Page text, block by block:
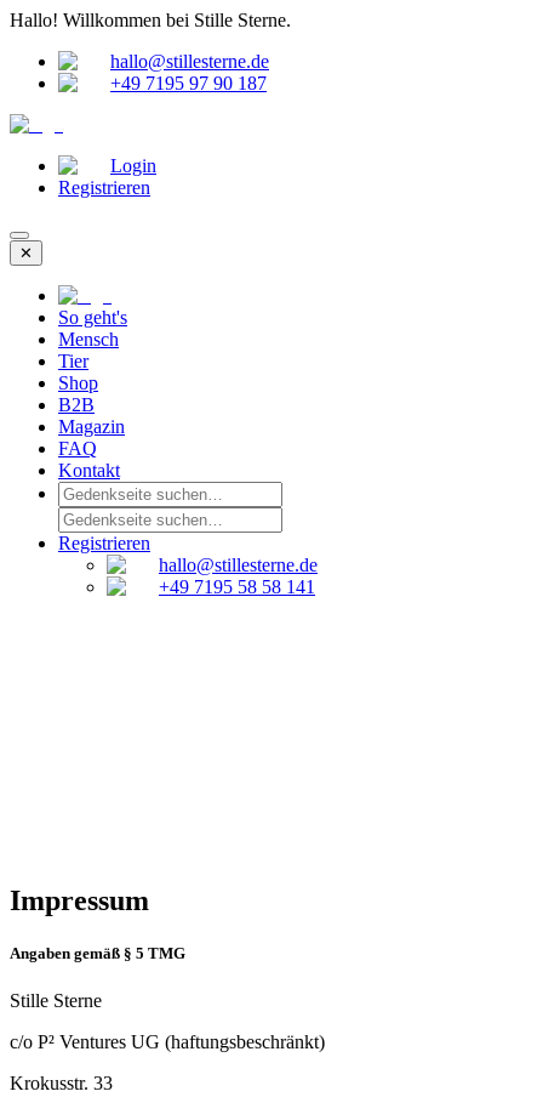
Hallo! Willkommen bei Stille Sterne.
hallo@stillesterne.de
+49 7195 97 90 187
Login
Registrieren
✕
So geht's
Mensch
Tier
Shop
B2B
Magazin
FAQ
Kontakt
Registrieren
hallo@stillesterne.de
+49 7195 58 58 141
Impressum
Angaben gemäß § 5 TMG
Stille Sterne
c/o P² Ventures UG (haftungsbeschränkt)
Krokusstr. 33